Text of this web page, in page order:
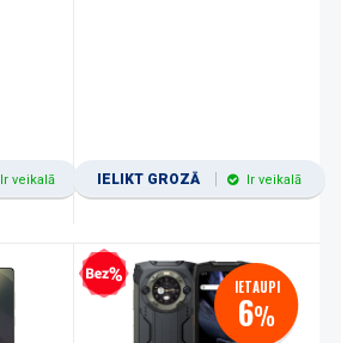
Ir veikalā IELIKT GROZĀ Ir veikalā
Bezprocentu kredīts IETAUPI
6%